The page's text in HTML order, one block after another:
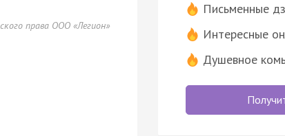
права ООО «Легион»
Письменные
Интересные
Душевное